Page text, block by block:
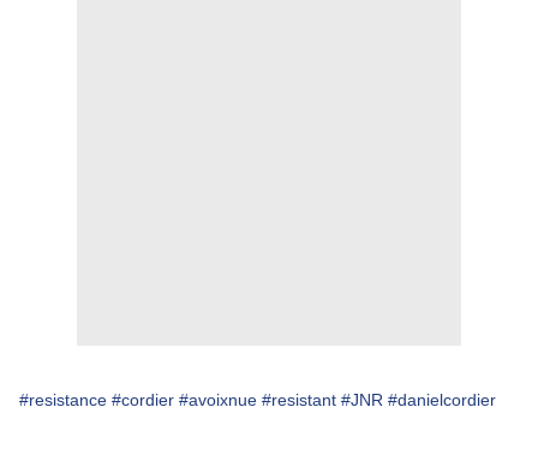
#resistance #cordier #avoixnue #resistant #JNR #danielcordier